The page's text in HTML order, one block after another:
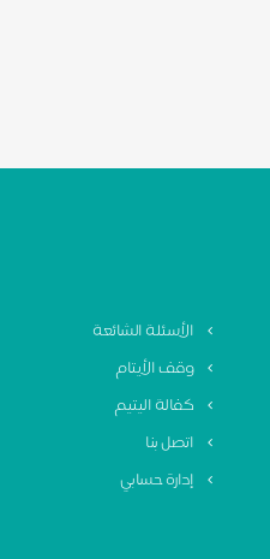
الأسئلة الشائعة
وقف الأيتام
كفالة اليتيم
اتصل بنا
إدارة حسابي